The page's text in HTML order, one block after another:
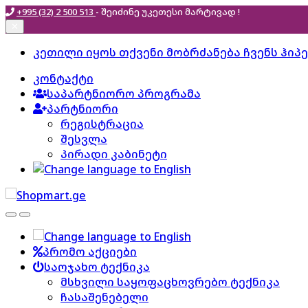
+995 (32) 2 500 513 - შეიძინე უკეთესი მარტივად !
Skip
navigation
Skip
content
კეთილი იყოს თქვენი მობრძანება ჩვენს
კონტაქტი
საპარტნიორო პროგრამა
პარტნიორი
რეგისტრაცია
შესვლა
პირადი კაბინეტი
პრომო აქციები
საოჯახო ტექნიკა
მსხვილი საყოფაცხოვრებო ტექნიკა
ჩასაშენებელი